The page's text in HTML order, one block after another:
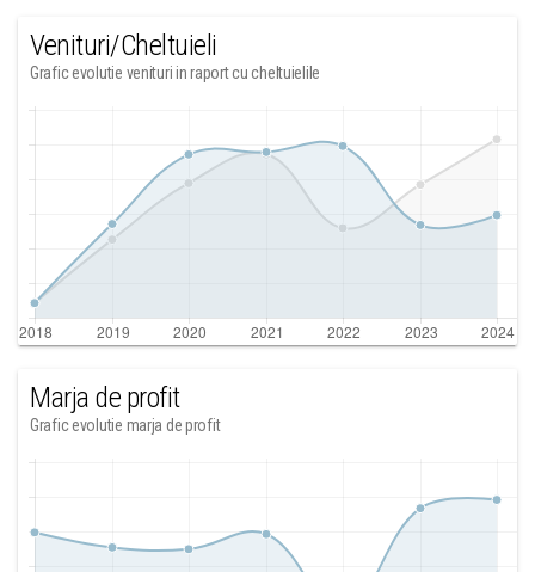
Venituri/Cheltuieli
Grafic evolutie venituri in raport cu cheltuielile
Marja de profit
Grafic evolutie marja de profit